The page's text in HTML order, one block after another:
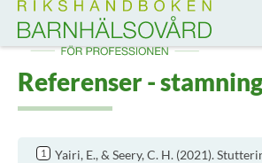
Till startsidan för Rikshandboken i
Referenser -
Yairi, E., & Seery, C. H. (2021).